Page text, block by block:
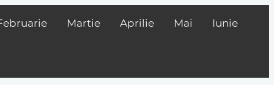
Martie Aprilie Mai Iunie